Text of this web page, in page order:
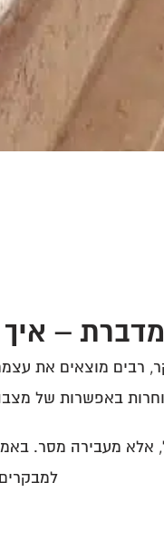
–
רבים מוצאים את
באפשרות של
מעבירה מסר.